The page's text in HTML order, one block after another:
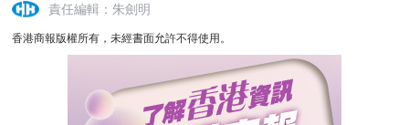
責任編輯：朱劍明
香港商報版權所有，未經書面允許不得使用。